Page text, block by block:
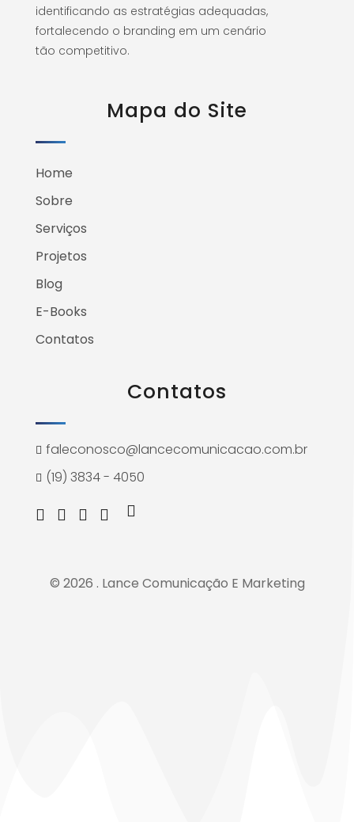
identificando as estratégias adequadas,
fortalecendo o branding em um cenário
tão competitivo.
Mapa do Site
Home
Sobre
Serviços
Projetos
Blog
E-Books
Contatos
Contatos
faleconosco@lancecomunicacao.com.br
(19) 3834 - 4050
© 2026 . Lance Comunicação E Marketing